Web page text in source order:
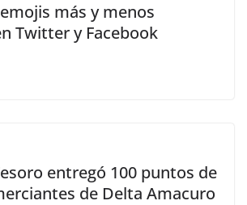
más y menos
Twitter y Facebook
entregó 100 puntos de
de Delta Amacuro